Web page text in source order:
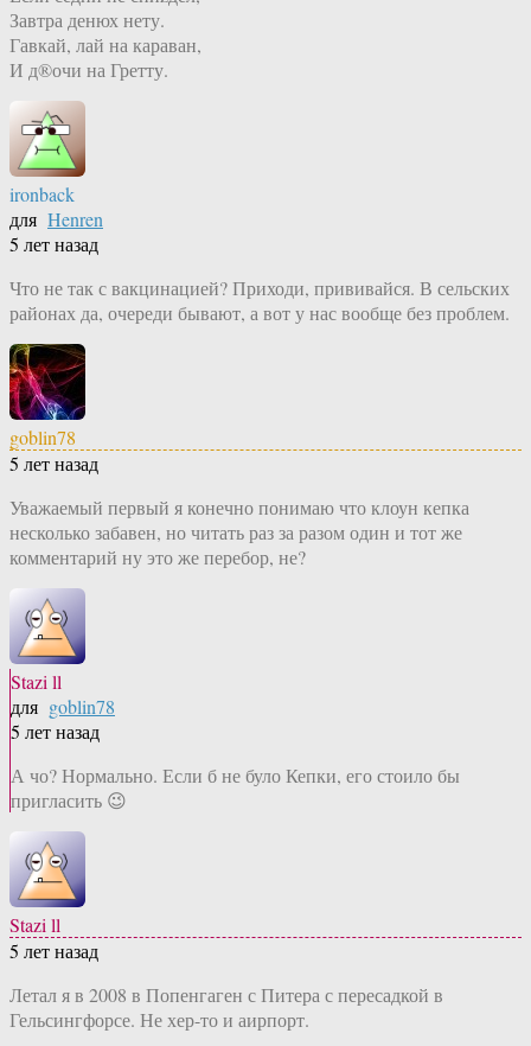
Завтра денюх нету.
Гавкай, лай на караван,
И д®очи на Гретту.
ironback
для Henren
5 лет назад
Что не так с вакцинацией? Приходи, прививайся. В сельских
районах да, очереди бывают, а вот у нас вообще без проблем.
goblin78
5 лет назад
Уважаемый первый я конечно понимаю что клоун кепка
несколько забавен, но читать раз за разом один и тот же
комментарий ну это же перебор, не?
Stazi ll
для goblin78
5 лет назад
А чо? Нормально. Если б не було Кепки, его стоило бы
пригласить 😉
Stazi ll
5 лет назад
Летал я в 2008 в Попенгаген с Питера с пересадкой в
Гельсингфорсе. Не хер-то и аирпорт.